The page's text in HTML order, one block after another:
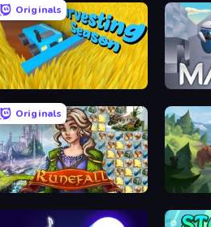
Originals
Harvesting Season Mazean
Originals
Runefall Yukon: